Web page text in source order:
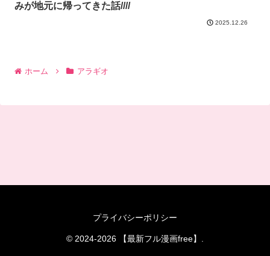
みが地元に帰ってきた話////
2025.12.26
ホーム アラギオ
プライバシーポリシー
© 2024-2026 【最新フル漫画free】.